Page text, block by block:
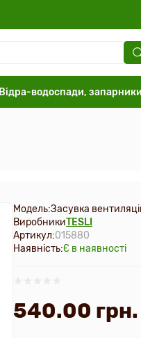
Відра-водоспади,
Модель:Засувка
ВиробникиTESLI
Артикул:015880
Наявність:Є в наявності
540.00 грн.